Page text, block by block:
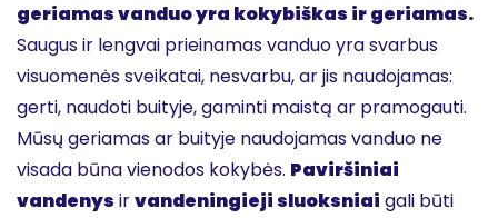
geriamas vanduo yra kokybiškas ir geriamas.
Saugus ir lengvai prieinamas vanduo yra svarbus
visuomenės sveikatai, nesvarbu, ar jis naudojamas:
gerti, naudoti buityje, gaminti maistą ar pramogauti.
Mūsų geriamas ar buityje naudojamas vanduo ne
visada būna vienodos kokybės. Paviršiniai
vandenys irvandeningieji sluoksniai gali būti